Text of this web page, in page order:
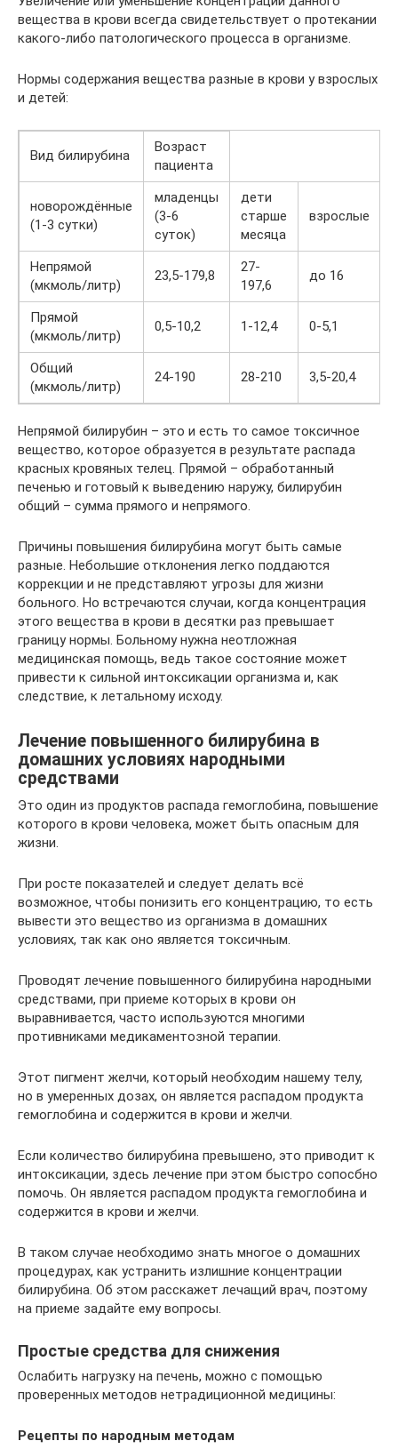
вещества в крови всегда свидетельствует о протекании
какого-либо патологического процесса в организме.
Нормы содержания вещества разные в крови у взрослых
и детей:
Вид билирубина
Возраст
пациента
новорождённые
(1-3 сутки)
младенцы
(3-6
суток)
дети
старше
месяца
взрослые
Непрямой
(мкмоль/литр)
23,5-179,8
27-
197,6
до 16
Прямой
(мкмоль/литр)
0,5-10,2 1-12,4 0-5,1
Общий
(мкмоль/литр)
24-190 28-210 3,5-20,4
Непрямой билирубин – это и есть то самое токсичное
вещество, которое образуется в результате распада
красных кровяных телец. Прямой – обработанный
печенью и готовый к выведению наружу, билирубин
общий – сумма прямого и непрямого.
Причины повышения билирубина могут быть самые
разные. Небольшие отклонения легко поддаются
коррекции и не представляют угрозы для жизни
больного. Но встречаются случаи, когда концентрация
этого вещества в крови в десятки раз превышает
границу нормы. Больному нужна неотложная
медицинская помощь, ведь такое состояние может
привести к сильной интоксикации организма и, как
следствие, к летальному исходу.
Лечение повышенного билирубина в
домашних условиях народными
средствами
Это один из продуктов распада гемоглобина, повышение
которого в крови человека, может быть опасным для
жизни.
При росте показателей и следует делать всё
возможное, чтобы понизить его концентрацию, то есть
вывести это вещество из организма в домашних
условиях, так как оно является токсичным.
Проводят лечение повышенного билирубина народными
средствами, при приеме которых в крови он
выравнивается, часто используются многими
противниками медикаментозной терапии.
Этот пигмент желчи, который необходим нашему телу,
но в умеренных дозах, он является распадом продукта
гемоглобина и содержится в крови и желчи.
Если количество билирубина превышено, это приводит к
интоксикации, здесь лечение при этом быстро сопосбно
помочь. Он является распадом продукта гемоглобина и
содержится в крови и желчи.
В таком случае необходимо знать многое о домашних
процедурах, как устранить излишние концентрации
билирубина. Об этом расскажет лечащий врач, поэтому
на приеме задайте ему вопросы.
Простые средства для снижения
Ослабить нагрузку на печень, можно с помощью
проверенных методов нетрадиционной медицины:
Рецепты по народным методам